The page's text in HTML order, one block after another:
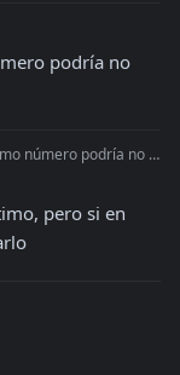
podría no
no necesitar consultarlo no?
pero si en